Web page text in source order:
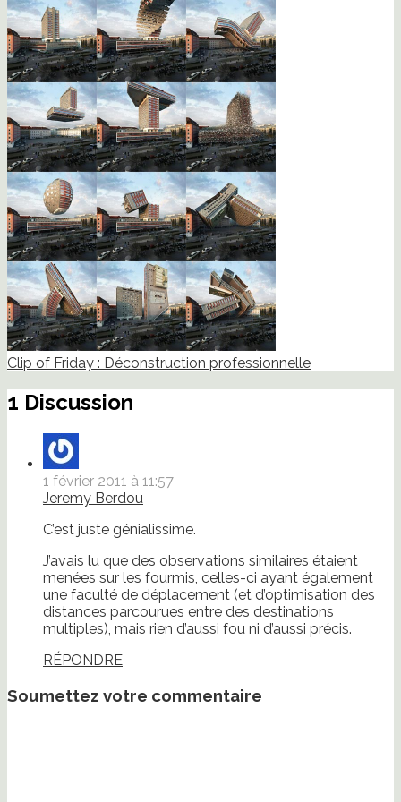
Clip of Friday : Déconstruction professionnelle
1 Discussion
1 février 2011 à 11:57
Jeremy Berdou
C’est juste génialissime.
J’avais lu que des observations similaires étaient
menées sur les fourmis, celles-ci ayant également
une faculté de déplacement (et d’optimisation des
distances parcourues entre des destinations
multiples), mais rien d’aussi fou ni d’aussi précis.
RÉPONDRE
Soumettez votre commentaire